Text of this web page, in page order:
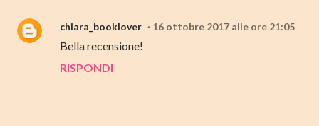
chiara_booklover 16 ottobre 2017 alle ore 21:05
Bella recensione!
RISPONDI